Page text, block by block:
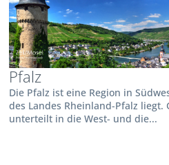
Pfalz
Die Pfalz ist eine Region in
des Landes Rheinland-Pfalz
unterteilt in die West- und die...